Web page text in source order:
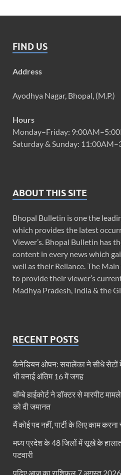
FIND US
Address
Ayodhya Nagar, Bhopal, (M.P.)
Hours
Monday–Friday:
Saturday & Sunday:
ABOUT THIS SITE
Bhopal Bulletin is one the
which provides the latest
Viewer’s. Bhopal Bulletin has
content in every news which
well as their Reliance. The
to provide their viewer’s
Madhya Pradesh, India & the
RECENT POSTS
कैनेडियन ओपन: सबालेंका ने सीधे सेटों
भी बनाई अंतिम 16 में जगह
बॉम्बे हाईकोर्ट ने डॉक्टर से मारपीट
को दी जमानत
मैं कोई पद नहीं, पार्टी के लिए काम करना
मध्य प्रदेश के 48 जिलों में सूखे के
पटवारी
पढ़िए आज का राशिफल 7 अगस्त